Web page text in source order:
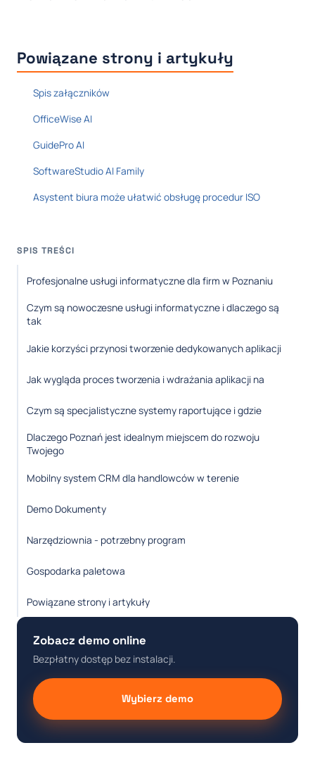
Powiązane strony i artykuły
Spis załączników
OfficeWise AI
GuidePro AI
SoftwareStudio AI Family
Asystent biura może ułatwić obsługę procedur ISO
SPIS TREŚCI
Profesjonalne usługi informatyczne dla firm w Poznaniu
Czym są nowoczesne usługi informatyczne i dlaczego są
tak
Jakie korzyści przynosi tworzenie dedykowanych aplikacji
Jak wygląda proces tworzenia i wdrażania aplikacji na
Czym są specjalistyczne systemy raportujące i gdzie
Dlaczego Poznań jest idealnym miejscem do rozwoju
Twojego
Mobilny system CRM dla handlowców w terenie
Demo Dokumenty
Narzędziownia - potrzebny program
Gospodarka paletowa
Powiązane strony i artykuły
Zobacz demo online
Bezpłatny dostęp bez instalacji.
Wybierz demo